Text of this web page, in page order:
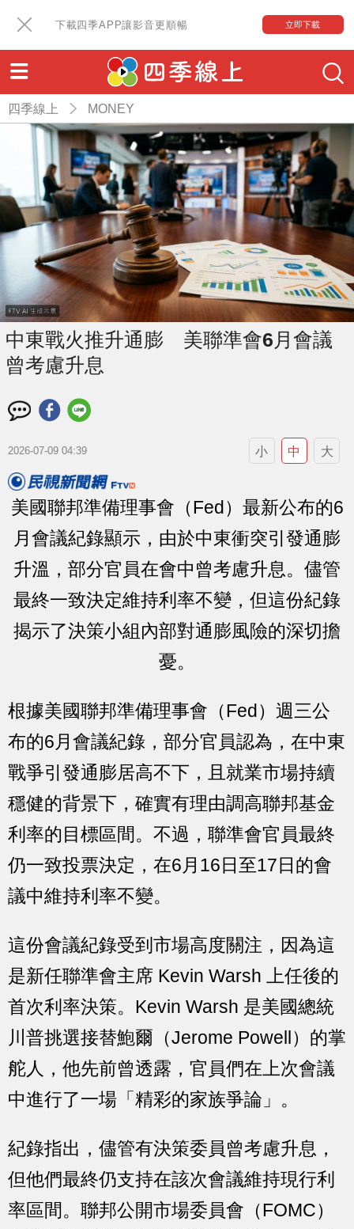
下載四季APP讓影音更順暢 立即下載
四季線上 MONEY
中東戰火推升通膨 美聯準會6月會議
曾考慮升息
2026-07-09 04:39 小 中 大
美國聯邦準備理事會（Fed）最新公布的6
月會議紀錄顯示，由於中東衝突引發通膨
升溫，部分官員在會中曾考慮升息。儘管
最終一致決定維持利率不變，但這份紀錄
揭示了決策小組內部對通膨風險的深切擔
憂。
根據美國聯邦準備理事會（Fed）週三公
布的6月會議紀錄，部分官員認為，在中東
戰爭引發通膨居高不下，且就業市場持續
穩健的背景下，確實有理由調高聯邦基金
利率的目標區間。不過，聯準會官員最終
仍一致投票決定，在6月16日至17日的會
議中維持利率不變。
這份會議紀錄受到市場高度關注，因為這
是新任聯準會主席 Kevin Warsh 上任後的
首次利率決策。Kevin Warsh 是美國總統
川普挑選接替鮑爾（Jerome Powell）的掌
舵人，他先前曾透露，官員們在上次會議
中進行了一場「精彩的家族爭論」。
紀錄指出，儘管有決策委員曾考慮升息，
但他們最終仍支持在該次會議維持現行利
率區間。聯邦公開市場委員會（FOMC）